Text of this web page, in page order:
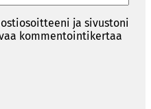
ja sivustoni
kommentointikertaa